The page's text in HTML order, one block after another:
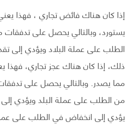
إذا كان هناك فائض تجاري ، فهذا
يستورد، وبالتالي يحصل على تدفقات
الطلب على عملة البلاد ويؤدي إلى
ذلك، إذا كان هناك عجز تجاري، فهذا
مما يصدر. وبالتالي يحصل على
من الطلب على عملة البلد ويؤدي
يؤدي إلى انخفاض في الطلب على